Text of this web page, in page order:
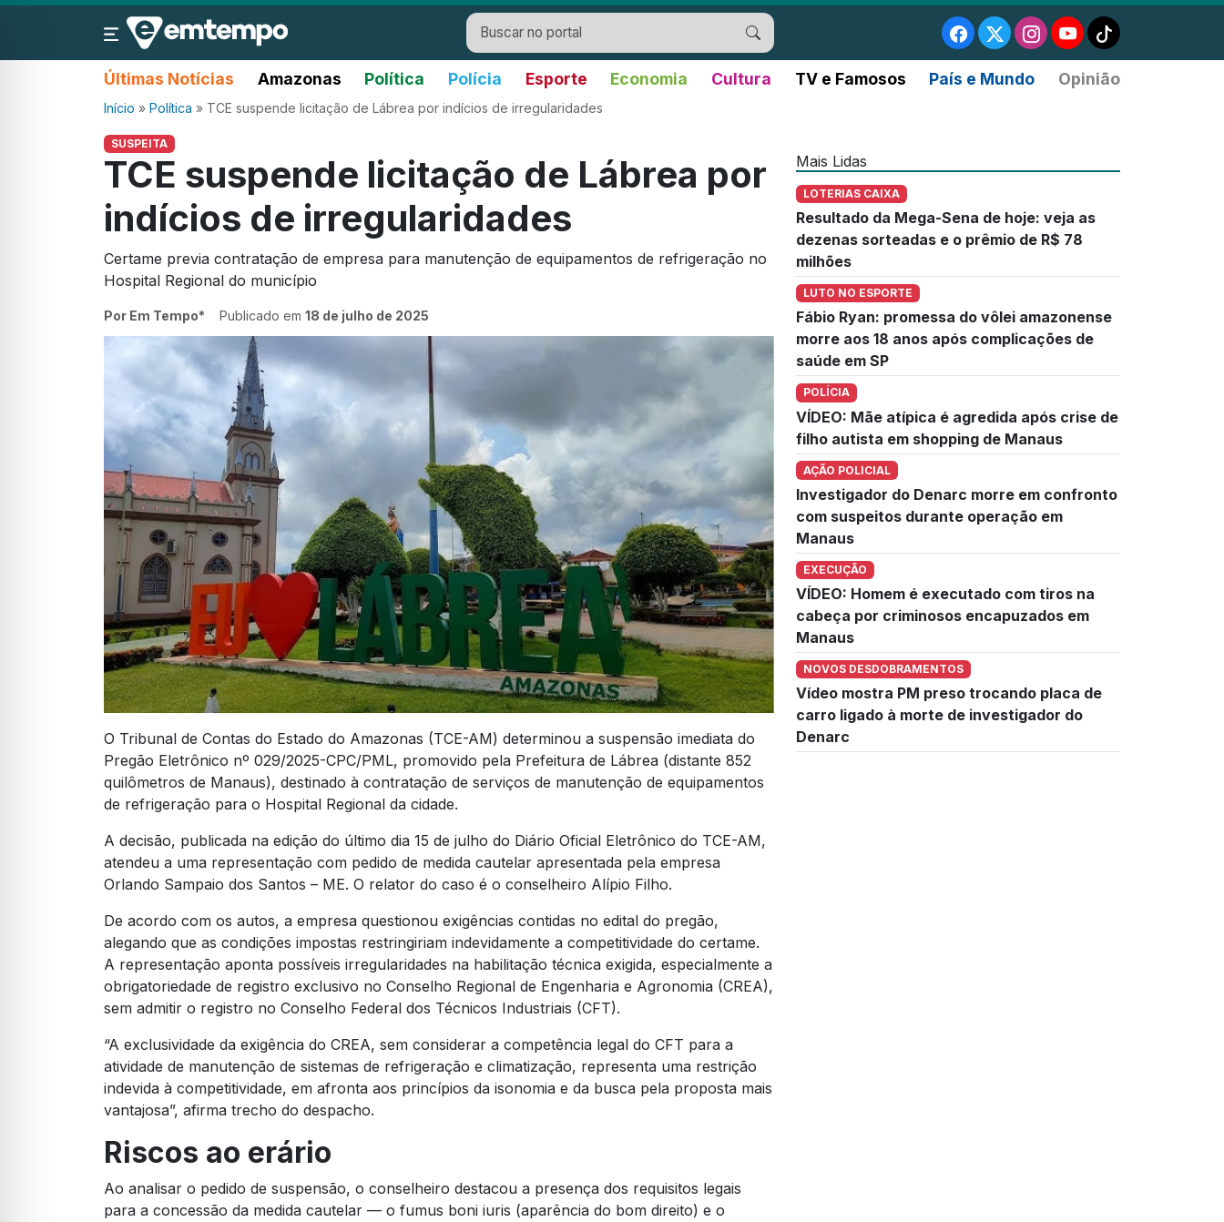
Últimas Notícias Amazonas Política Polícia Esporte Economia Cultura TV e Famosos País e Mundo Opinião
Início » Política » TCE suspende licitação de Lábrea por indícios de irregularidades
SUSPEITA
TCE suspende licitação de Lábrea por
indícios de irregularidades
Certame previa contratação de empresa para manutenção de equipamentos de refrigeração no
Hospital Regional do município
Por Em Tempo* Publicado em 18 de julho de 2025
O Tribunal de Contas do Estado do Amazonas (TCE-AM) determinou a suspensão imediata do
Pregão Eletrônico nº 029/2025-CPC/PML, promovido pela Prefeitura de Lábrea (distante 852
quilômetros de Manaus), destinado à contratação de serviços de manutenção de equipamentos
de refrigeração para o Hospital Regional da cidade.
A decisão, publicada na edição do último dia 15 de julho do Diário Oficial Eletrônico do TCE-AM,
atendeu a uma representação com pedido de medida cautelar apresentada pela empresa
Orlando Sampaio dos Santos – ME. O relator do caso é o conselheiro Alípio Filho.
De acordo com os autos, a empresa questionou exigências contidas no edital do pregão,
alegando que as condições impostas restringiriam indevidamente a competitividade do certame.
A representação aponta possíveis irregularidades na habilitação técnica exigida, especialmente a
obrigatoriedade de registro exclusivo no Conselho Regional de Engenharia e Agronomia (CREA),
sem admitir o registro no Conselho Federal dos Técnicos Industriais (CFT).
“A exclusividade da exigência do CREA, sem considerar a competência legal do CFT para a
atividade de manutenção de sistemas de refrigeração e climatização, representa uma restrição
indevida à competitividade, em afronta aos princípios da isonomia e da busca pela proposta mais
vantajosa”, afirma trecho do despacho.
Riscos ao erário
Ao analisar o pedido de suspensão, o conselheiro destacou a presença dos requisitos legais
para a concessão da medida cautelar — o fumus boni iuris (aparência do bom direito) e o
Mais Lidas
LOTERIAS CAIXA
Resultado da Mega-Sena de hoje: veja as
dezenas sorteadas e o prêmio de R$ 78
milhões
LUTO NO ESPORTE
Fábio Ryan: promessa do vôlei amazonense
morre aos 18 anos após complicações de
saúde em SP
POLÍCIA
VÍDEO: Mãe atípica é agredida após crise de
filho autista em shopping de Manaus
AÇÃO POLICIAL
Investigador do Denarc morre em confronto
com suspeitos durante operação em
Manaus
EXECUÇÃO
VÍDEO: Homem é executado com tiros na
cabeça por criminosos encapuzados em
Manaus
NOVOS DESDOBRAMENTOS
Vídeo mostra PM preso trocando placa de
carro ligado à morte de investigador do
Denarc